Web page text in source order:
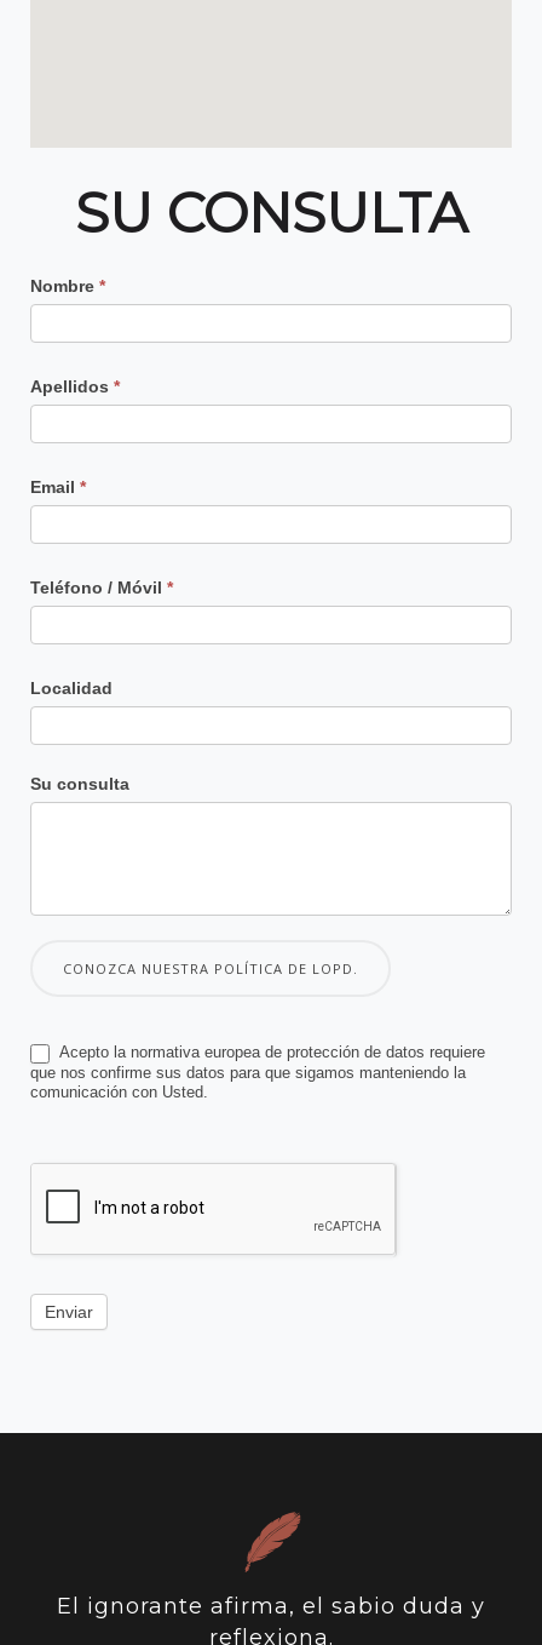
SU CONSULTA
Contacto
Principal
Nombre *
Apellidos *
Email *
Teléfono / Móvil *
Localidad
Su consulta
CONOZCA NUESTRA POLÍTICA DE LOPD.
Acepto la normativa europea de protección de datos requiere
que nos confirme sus datos para que sigamos manteniendo la
comunicación con Usted.
Enviar
El ignorante afirma, el sabio duda y
reflexiona.